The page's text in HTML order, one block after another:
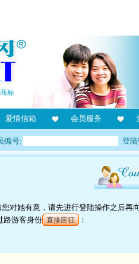
标
爱情信箱 会员服务
编号: 登
对她有意，请先进行登陆操作之后
路游客身份 直接应征 ：